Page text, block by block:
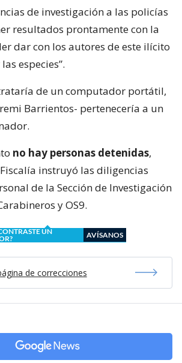
de investigación a las policías
resultados prontamente con la
dar con los autores de este ilícito
especies”.
de un computador portátil,
Barrientos- pertenecería a un
no hay personas detenidas,
instruyó las diligencias
de la Sección de Investigación
y OS9.
UN
AVÍSANOS
de correcciones